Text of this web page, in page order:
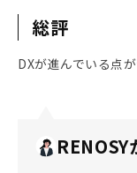
総評
DXが進んでいる点